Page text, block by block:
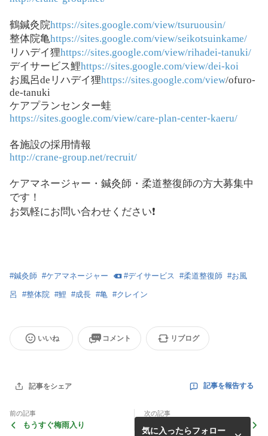
鶴鍼灸院https://sites.google.com/view/tsuruousin/
整体院亀https://sites.google.com/view/seikotsuinkame/
リハデイ狸https://sites.google.com/view/rihadei-tanuki/
デイサービス鯉https://sites.google.com/view/dei-koi
お風呂deリハデイ狸https://sites.google.com/view/ofuro-
de-tanuki
ケアプランセンター蛙
https://sites.google.com/view/care-plan-center-kaeru/
各施設の採用情報
http://crane-group.net/recruit/
ケアマネージャー・鍼灸師・柔道整復師の方大募集中
です！
お気軽にお問い合わせください❗️
#鍼灸師 #ケアマネージャー #デイサービス #柔道整復師 #お風
呂 #整体院 #鯉 #成長 #亀 #クレイン
いいね コメント リブログ
記事をシェア 記事を報告する
前の記事
もうすぐ梅雨入り
次の記事
気に入ったらフォロー